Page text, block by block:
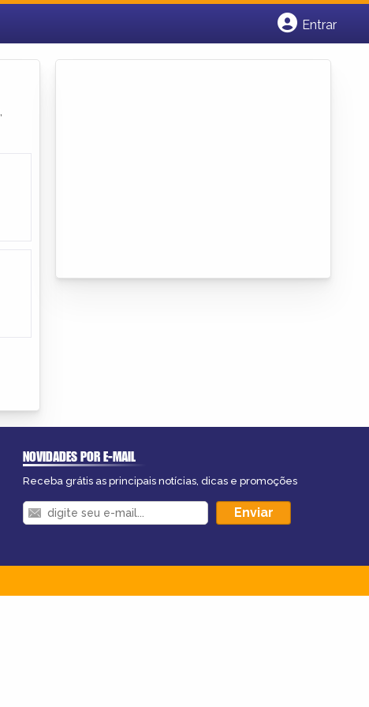
Entrar
NOVIDADES POR E-MAIL
Receba grátis as principais notícias, dicas e promoções